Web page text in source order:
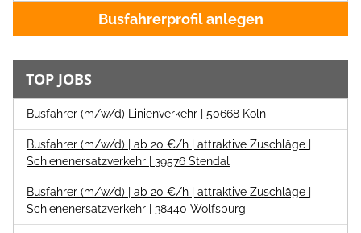
Busfahrerprofil anlegen
TOP JOBS
Busfahrer (m/w/d) Linienverkehr | 50668 Köln
Busfahrer (m/w/d) | ab 20 €/h | attraktive Zuschläge |
Schienenersatzverkehr | 39576 Stendal
Busfahrer (m/w/d) | ab 20 €/h | attraktive Zuschläge |
Schienenersatzverkehr | 38440 Wolfsburg